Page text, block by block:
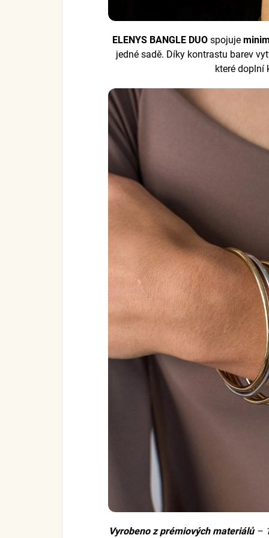
ELENYS BANGLE DUO spojuje
jedné sadě. Díky kontrastu barev
které doplní
Vyrobeno z prémiových materiálů–